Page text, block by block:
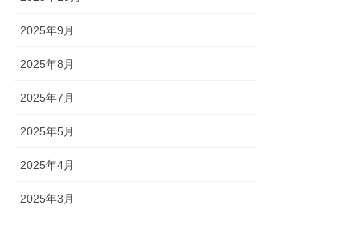
2025年9月
2025年8月
2025年7月
2025年5月
2025年4月
2025年3月